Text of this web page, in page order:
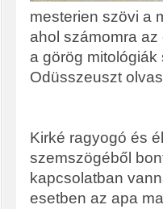
mesterien szövi a
ahol számomra
a görög
Odüsszeuszt
Kirké ragyogó és
szemszögéből
kapcsolatban
esetben az apa